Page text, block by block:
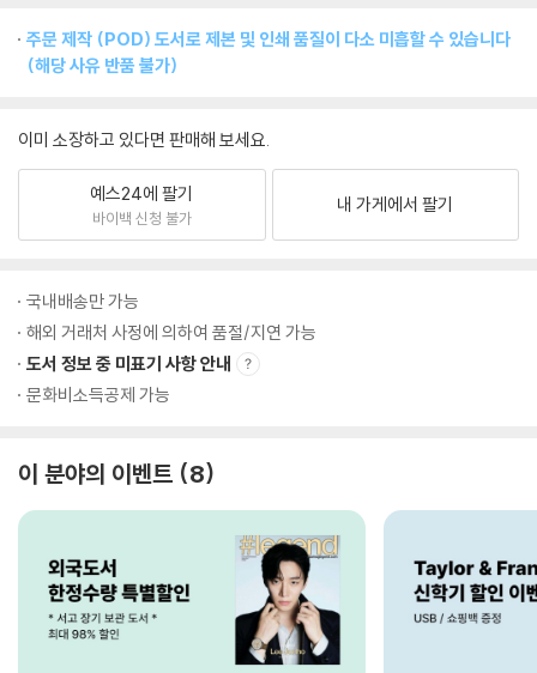
주문 제작 (POD) 도서로 제본 및 인쇄 품질이 다소 미흡할 수 있습니다
(해당 사유 반품 불가)
이미 소장하고 있다면 판매해 보세요.
예스24에 팔기
바이백 신청 불가
내 가게에서 팔기
국내배송만 가능
해외 거래처 사정에 의하여 품절/지연 가능
도서 정보 중 미표기 사항 안내
문화비소득공제 가능
이 분야의 이벤트 8